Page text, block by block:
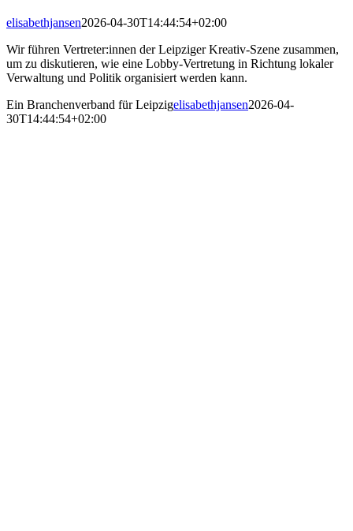
elisabethjansen2026-04-30T14:44:54+02:00
Wir führen Vertreter:innen der Leipziger Kreativ-Szene zusammen,
um zu diskutieren, wie eine Lobby-Vertretung in Richtung lokaler
Verwaltung und Politik organisiert werden kann.
Ein Branchenverband für Leipzigelisabethjansen2026-04-
30T14:44:54+02:00